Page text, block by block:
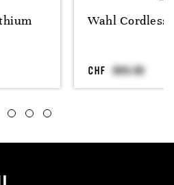
Wahl Cordless
CHF